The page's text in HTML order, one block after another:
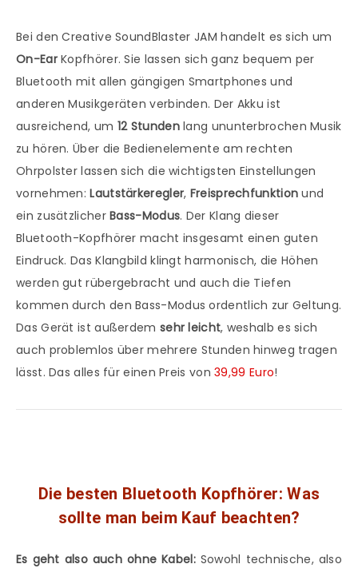
Bei den Creative SoundBlaster JAM handelt es sich um
On-EarKopfhörer. Sie lassen sich ganz bequem per
Bluetooth mit allen gängigen Smartphones und
anderen Musikgeräten verbinden. Der Akku ist
ausreichend, um 12 Stundenlang ununterbrochen Musik
zu hören. Über die Bedienelemente am rechten
Ohrpolster lassen sich die wichtigsten Einstellungen
vornehmen:Lautstärkeregler, Freisprechfunktion und
ein zusätzlicherBass-Modus. Der Klang dieser
Bluetooth-Kopfhörer macht insgesamt einen guten
Eindruck. Das Klangbild klingt harmonisch, die Höhen
werden gut rübergebracht und auch die Tiefen
kommen durch den Bass-Modus ordentlich zur Geltung.
Das Gerät ist außerdem sehr leicht, weshalb es sich
auch problemlos über mehrere Stunden hinweg tragen
lässt. Das alles für einen Preis von39,99 Euro!
Die besten Bluetooth Kopfhörer: Was
sollte man beim Kauf beachten?
Es geht also auch ohne Kabel:Sowohl technische, also